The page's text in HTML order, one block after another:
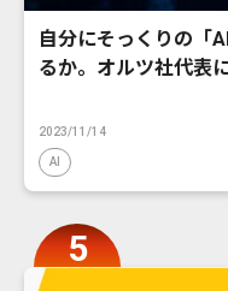
自分にそっくりの「
るか。オルツ社代表
2023/11/14
AI